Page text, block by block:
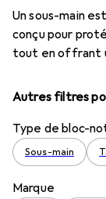
Un sous-main
conçu pour
tout en offrant
Autres filtres
Type de bloc-
Sous-main
Marque